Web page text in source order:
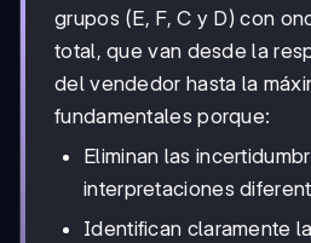
grupos (E, F, C y D) con
total, que van desde la
del vendedor hasta la
fundamentales porque:
Eliminan las
interpretaciones
Identifican claramente